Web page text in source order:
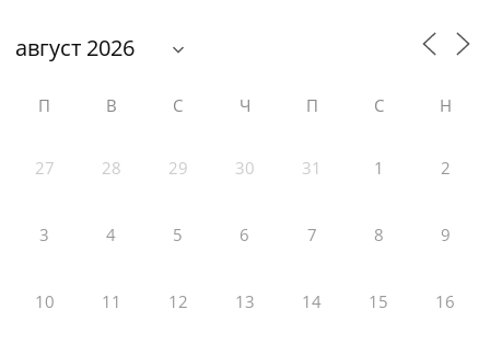
П В С Ч П С Н
27 28 29 30 31 1 2
3 4 5 6 7 8 9
10 11 12 13 14 15 16